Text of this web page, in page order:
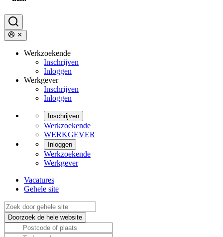
Werkzoekende
Inschrijven
Inloggen
Werkgever
Inschrijven
Inloggen
Inschrijven
Werkzoekende
WERKGEVER
Inloggen
Werkzoekende
Werkgever
Vacatures
Gehele site